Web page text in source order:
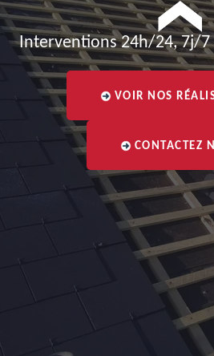
Interventions 24h/24, 7j/7
VOIR NOS
CONTACTEZ